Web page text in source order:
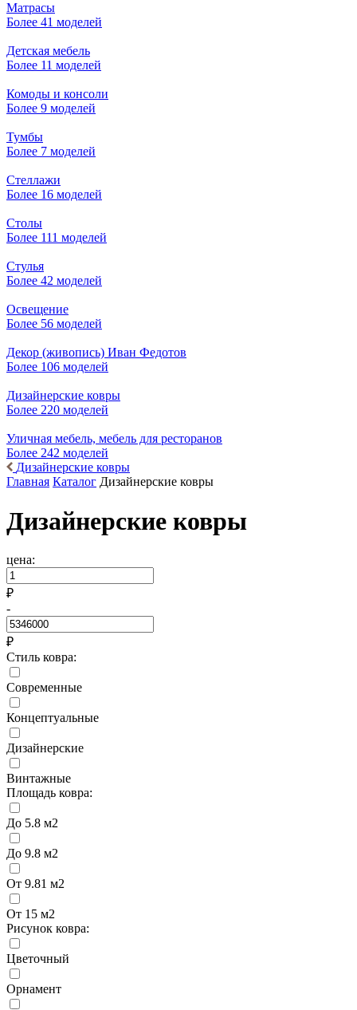
Матрасы
Более 41 моделей
Детская мебель
Более 11 моделей
Комоды и консоли
Более 9 моделей
Тумбы
Более 7 моделей
Стеллажи
Более 16 моделей
Столы
Более 111 моделей
Стулья
Более 42 моделей
Освещение
Более 56 моделей
Декор (живопись) Иван Федотов
Более 106 моделей
Дизайнерские ковры
Более 220 моделей
Уличная мебель, мебель для ресторанов
Более 242 моделей
Дизайнерские ковры
Главная Каталог Дизайнерские ковры
Дизайнерские ковры
цена:
₽
-
₽
Стиль ковра:
Современные
Концептуальные
Дизайнерские
Винтажные
Площадь ковра:
До 5.8 м2
До 9.8 м2
От 9.81 м2
От 15 м2
Рисунок ковра:
Цветочный
Орнамент